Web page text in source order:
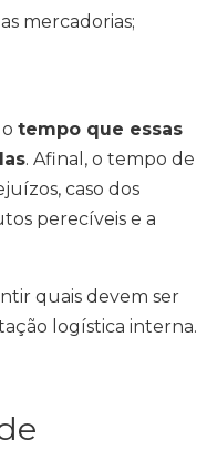
mercadorias;
tempo que essas
. Afinal, o tempo de
caso dos
perecíveis e a
quais devem ser
logística interna.